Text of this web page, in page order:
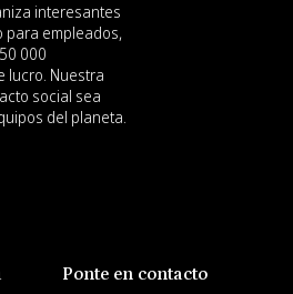
interesantes
para empleados,
000
lucro. Nuestra
social sea
del planeta.
Ponte en contacto